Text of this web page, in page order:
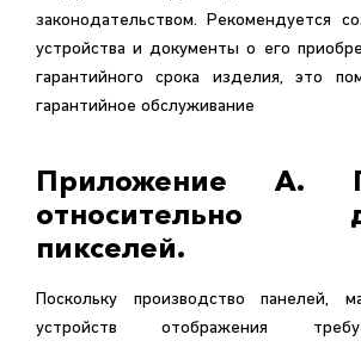
законодательством. Рекомендуется сохранять упаковку
устройства и документы о его
гарантийного срока изделия, это
гарантийное обслуживание
Приложение А.
относительно
пикселей.
Поскольку производство панелей,
устройств отображения